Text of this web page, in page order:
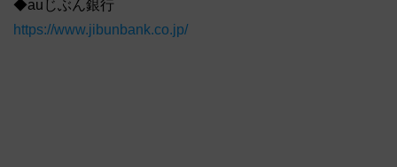
◆auじぶん銀行
https://www.jibunbank.co.jp/